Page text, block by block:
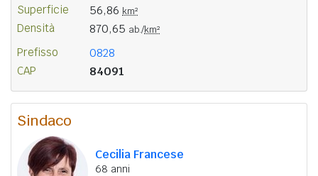
Superficie 56,86 km²
Densità 870,65 ab./km²
Prefisso 0828
CAP 84091
Sindaco
Cecilia Francese
68 anni